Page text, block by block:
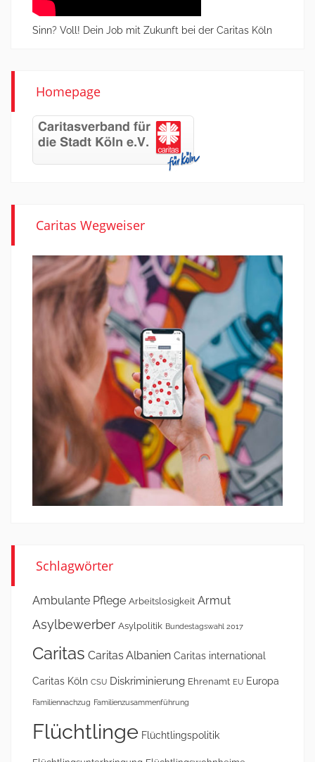
Sinn? Voll! Dein Job mit Zukunft bei der Caritas Köln
Homepage
Caritas Wegweiser
Schlagwörter
Ambulante Pflege Arbeitslosigkeit Armut
Asylbewerber Asylpolitik Bundestagswahl 2017
Caritas Caritas Albanien Caritas international
Caritas Köln CSU Diskriminierung Ehrenamt EU Europa
Familiennachzug Familienzusammenführung
Flüchtlinge Flüchtlingspolitik